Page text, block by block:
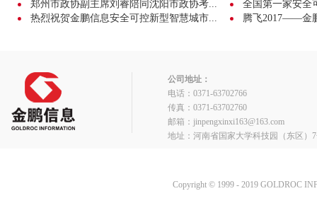
郑州市政协副主席刘睿陪同沈阳市政协考...
全国第一家安全
热烈祝贺金鹏信息安全可控新型智慧城市...
腾飞2017——金
公司地址：
电话：0371-63702766
传真：0371-63702760
邮箱：jinpengxinxi163@163.com
地址：河南省国家大学科技园（东区）
Copyright © 1999 - 2019 GOLDROC